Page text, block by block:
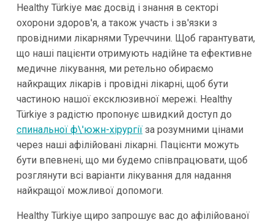
Healthy Türkiye має досвід і знання в секторі
охорони здоров'я, а також участь і зв'язки з
провідними лікарнями Туреччини. Щоб гарантувати,
що наші пацієнти отримують надійне та ефективне
медичне лікування, ми ретельно обираємо
найкращих лікарів і провідні лікарні, щоб бути
частиною нашої ексклюзивної мережі. Healthy
Türkiye з радістю пропонує швидкий доступ до
спинальної ф\'южн-хірургіїза розумними цінами
через наші афілійовані лікарні. Пацієнти можуть
бути впевнені, що ми будемо співпрацювати, щоб
розглянути всі варіанти лікування для надання
найкращої можливої допомоги.
Healthy Türkiye щиро запрошує вас до афілійованої